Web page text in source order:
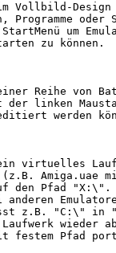
Vollbild-Design
Programme oder
um
zu können.
Reihe von
linken
werden
virtuelles
Amiga.uae
den Pfad "X:\".
z.B. "C:\" in
Laufwerk wieder
festem Pfad